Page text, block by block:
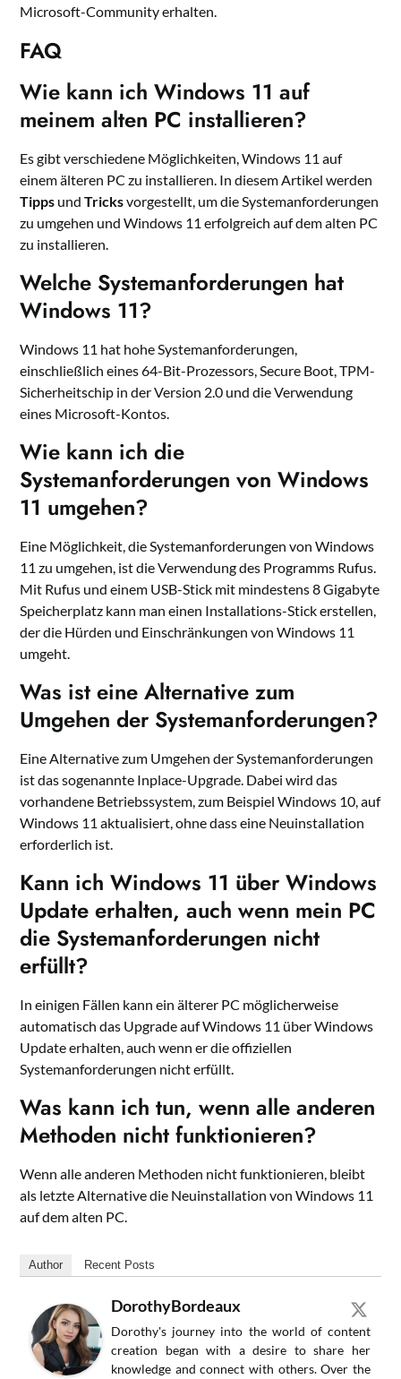
Microsoft-Community erhalten.
FAQ
Wie kann ich Windows 11 auf
meinem alten PC installieren?
Es gibt verschiedene Möglichkeiten, Windows 11 auf
einem älteren PC zu installieren. In diesem Artikel werden
Tipps undTricksvorgestellt, um die Systemanforderungen
zu umgehen und Windows 11 erfolgreich auf dem alten PC
zu installieren.
Welche Systemanforderungen hat
Windows 11?
Windows 11 hat hohe Systemanforderungen,
einschließlich eines 64-Bit-Prozessors, Secure Boot, TPM-
Sicherheitschip in der Version 2.0 und die Verwendung
eines Microsoft-Kontos.
Wie kann ich die
Systemanforderungen von Windows
11 umgehen?
Eine Möglichkeit, die Systemanforderungen von Windows
11 zu umgehen, ist die Verwendung des Programms Rufus.
Mit Rufus und einem USB-Stick mit mindestens 8 Gigabyte
Speicherplatz kann man einen Installations-Stick erstellen,
der die Hürden und Einschränkungen von Windows 11
umgeht.
Was ist eine Alternative zum
Umgehen der Systemanforderungen?
Eine Alternative zum Umgehen der Systemanforderungen
ist das sogenannte Inplace-Upgrade. Dabei wird das
vorhandene Betriebssystem, zum Beispiel Windows 10, auf
Windows 11 aktualisiert, ohne dass eine Neuinstallation
erforderlich ist.
Kann ich Windows 11 über Windows
Update erhalten, auch wenn mein PC
die Systemanforderungen nicht
erfüllt?
In einigen Fällen kann ein älterer PC möglicherweise
automatisch das Upgrade auf Windows 11 über Windows
Update erhalten, auch wenn er die offiziellen
Systemanforderungen nicht erfüllt.
Was kann ich tun, wenn alle anderen
Methoden nicht funktionieren?
Wenn alle anderen Methoden nicht funktionieren, bleibt
als letzte Alternative die Neuinstallation von Windows 11
auf dem alten PC.
Author Recent Posts
DorothyBordeaux
Dorothy's journey into the world of content
creation began with a desire to share her
knowledge and connect with others. Over the